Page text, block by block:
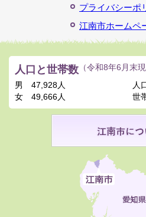
プライバシーポ
江南市ホームペ
人口と世帯数 （令和8年6月末現
男
47,928人
女
49,666人
人
世